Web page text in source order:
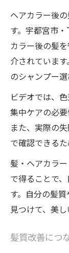
ヘアカラー後
す。宇都宮市
カラー後の髪
介されていま
のシャンプー選
ビデオでは、
集中ケアの必要
また、実際の
で確認できる
髪・ヘアカラ
で得ることで
す。自分の髪
見つけて、美し
髪質改善につ